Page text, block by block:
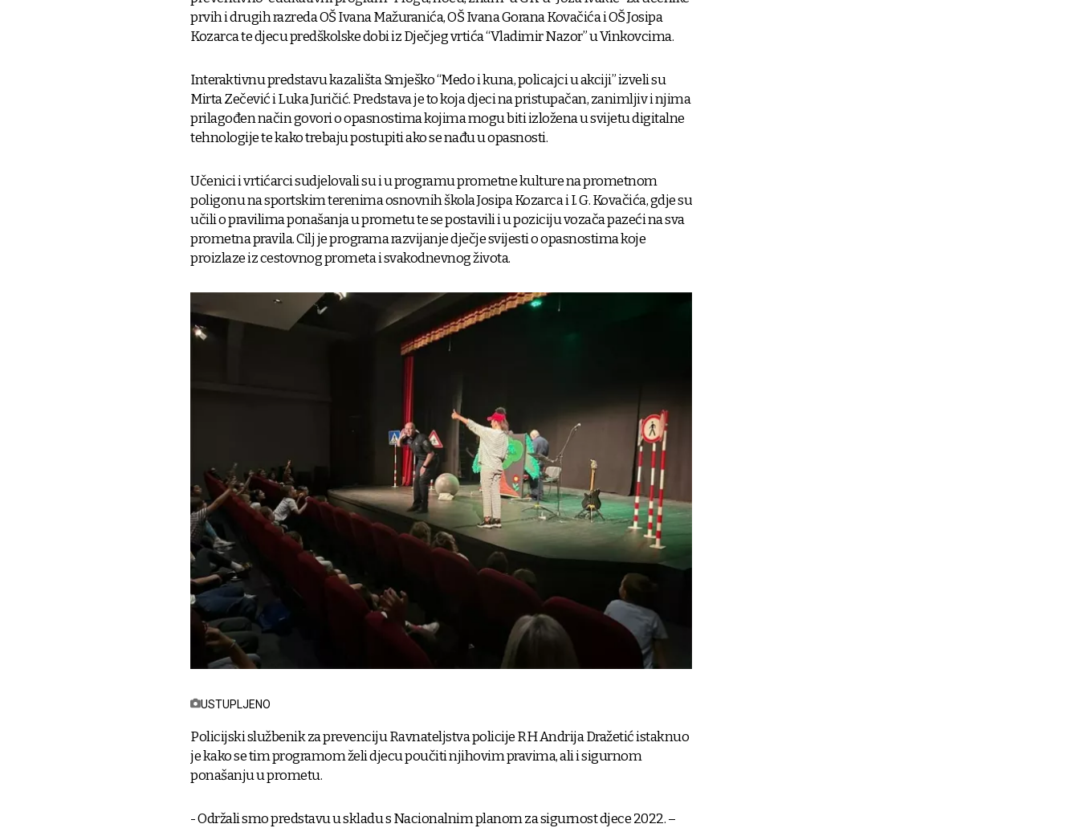
prvih i drugih razreda OŠ Ivana Mažuranića, OŠ Ivana Gorana Kovačića i OŠ Josipa
Kozarca te djecu predškolske dobi iz Dječjeg vrtića “Vladimir Nazor” u Vinkovcima.
Interaktivnu predstavu kazališta Smješko “Medo i kuna, policajci u akciji” izveli su
Mirta Zečević i Luka Juričić. Predstava je to koja djeci na pristupačan, zanimljiv i njima
prilagođen način govori o opasnostima kojima mogu biti izložena u svijetu digitalne
tehnologije te kako trebaju postupiti ako se nađu u opasnosti.
Učenici i vrtićarci sudjelovali su i u programu prometne kulture na prometnom
poligonu na sportskim terenima osnovnih škola Josipa Kozarca i I. G. Kovačića, gdje su
učili o pravilima ponašanja u prometu te se postavili i u poziciju vozača pazeći na sva
prometna pravila. Cilj je programa razvijanje dječje svijesti o opasnostima koje
proizlaze iz cestovnog prometa i svakodnevnog života.
USTUPLJENO
Policijski službenik za prevenciju Ravnateljstva policije RH Andrija Dražetić istaknuo
je kako se tim programom želi djecu poučiti njihovim pravima, ali i sigurnom
ponašanju u prometu.
- Održali smo predstavu u skladu s Nacionalnim planom za sigurnost djece 2022. –